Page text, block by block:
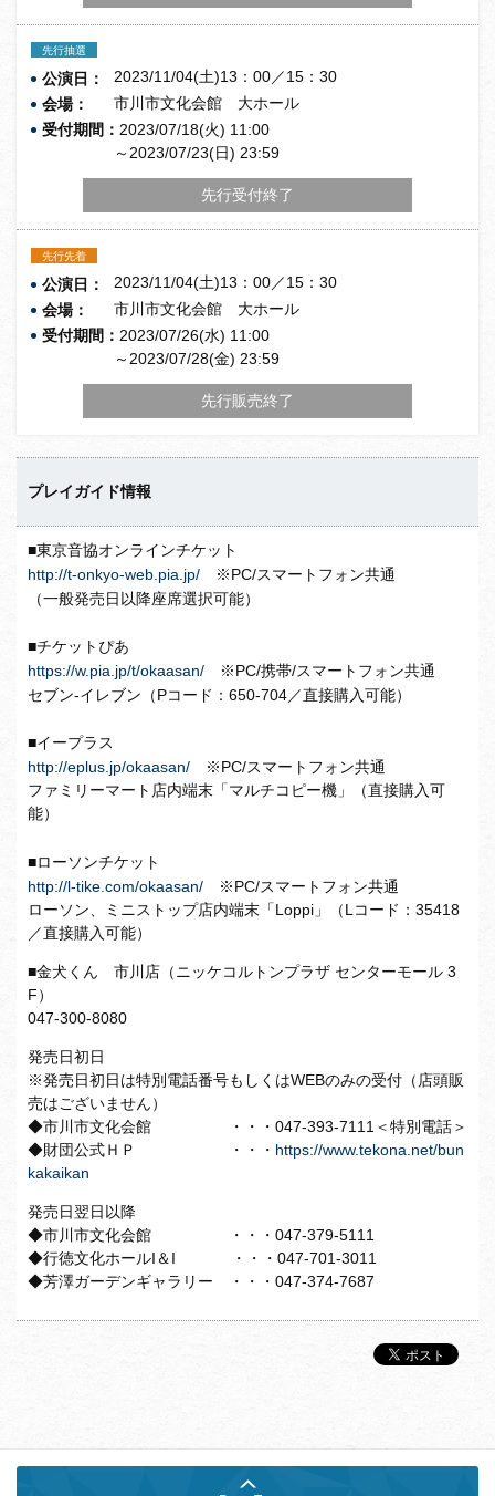
先行抽選
公演日：
2023/11/04(土)13：00／15：30
会場：
市川市文化会館 大ホール
受付期間： 2023/07/18(火) 11:00
～2023/07/23(日) 23:59
先行受付終了
先行先着
公演日：
2023/11/04(土)13：00／15：30
会場：
市川市文化会館 大ホール
受付期間： 2023/07/26(水) 11:00
～2023/07/28(金) 23:59
先行販売終了
プレイガイド情報
■東京音協オンラインチケット
http://t-onkyo-web.pia.jp/ ※PC/スマートフォン共通
（一般発売日以降座席選択可能）
■チケットぴあ
https://w.pia.jp/t/okaasan/ ※PC/携帯/スマートフォン共通
セブン-イレブン（Pコード：650-704／直接購入可能）
■イープラス
http://eplus.jp/okaasan/ ※PC/スマートフォン共通
ファミリーマート店内端末「マルチコピー機」（直接購入可
能）
■ローソンチケット
http://l-tike.com/okaasan/ ※PC/スマートフォン共通
ローソン、ミニストップ店内端末「Loppi」（Lコード：35418
／直接購入可能）
■金犬くん 市川店（ニッケコルトンプラザ センターモール 3
F）
047-300-8080
発売日初日
※発売日初日は特別電話番号もしくはWEBのみの受付（ 店頭販
売はございません）
◆市川市文化会館 ・・・047-393-7111＜特別電話＞
◆財団公式ＨＰ ・・・ https://www.tekona.net/bun
kakaikan
発売日翌日以降
◆市川市文化会館 ・・・047-379-5111
◆行徳文化ホールI＆I ・・・047-701-3011
◆芳澤ガーデンギャラリー ・・・047-374-7687